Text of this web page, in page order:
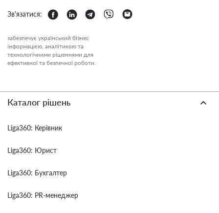
Зв'язатися:
забезпечує український бізнес
інформацією, аналітикою та
технологічними рішеннями для
ефективної та безпечної роботи.
Каталог рішень
Liga360: Керівник
Liga360: Юрист
Liga360: Бухгалтер
Liga360: PR-менеджер